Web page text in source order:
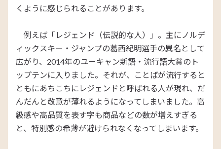
くように感じられることがあります。
例えば「レジェンド（伝説的な人）」。主にノルデ
ィックスキー・ジャンプの葛西紀明選手の異名として
広がり、2014年のユーキャン新語・流行語大賞のト
ップテンに入りました。それが、ことばが流行すると
ともにあちこちにレジェンドと呼ばれる人が現れ、だ
んだんと敬意が薄れるようになってしまいました。高
級感や高品質を表す字も商品などの数が増えすぎる
と、特別感の希薄が避けられなくなってしまいます。